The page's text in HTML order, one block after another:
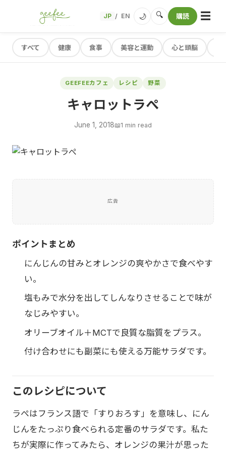
JP / EN 🌙 🔍 購読 ☰
すべて 健康 食事 美容と運動 心と頭脳
GEEFEEカフェ レシピ 野菜
キャロットラぺ
June 1, 2018📖1 min read
広告
ポイントまとめ
にんじんの甘みとオレンジの爽やかさで食べやす
い。
塩もみで水分を出してしんなりさせることで味が
なじみやすい。
オリーブオイル＋MCTで良質な脂質をプラス。
付け合わせにも副菜にも使える万能サラダです。
このレシピについて
ラぺはフランス語で「すりおろす」を意味し、にん
じんをたっぷり食べられる定番のサラダです。私た
ちが実際に作ってみたら、オレンジの果汁が思った